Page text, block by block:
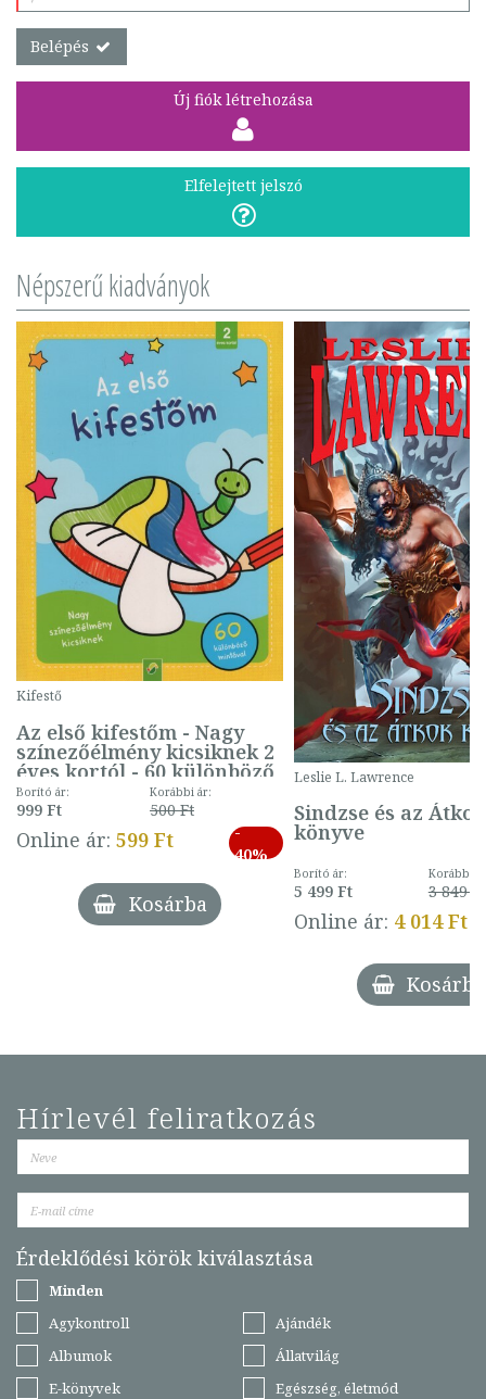
Belépés
Új fiók létrehozása
Elfelejtett jelszó
Népszerű kiadványok
Kifestő
Az első kifestőm - Nagy
színezőélmény kicsiknek 2
éves kortól - 60 különböző
mintával (gombás)
Borító ár:
999 Ft
Korábbi ár:
500 Ft
Online ár: 599 Ft
-
40%
Kosárba
Leslie L. Lawrence
Sindzse és az Átkok
könyve
Borító ár:
5 499 Ft
Korábbi
3 849 Ft
Online ár: 4 014 Ft
Kosárba
Hírlevél feliratkozás
Érdeklődési körök kiválasztása
Minden
Agykontroll
Ajándék
Albumok
Állatvilág
E-könyvek
Egészség, életmód